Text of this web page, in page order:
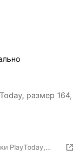
размер 164,
PlayToday,